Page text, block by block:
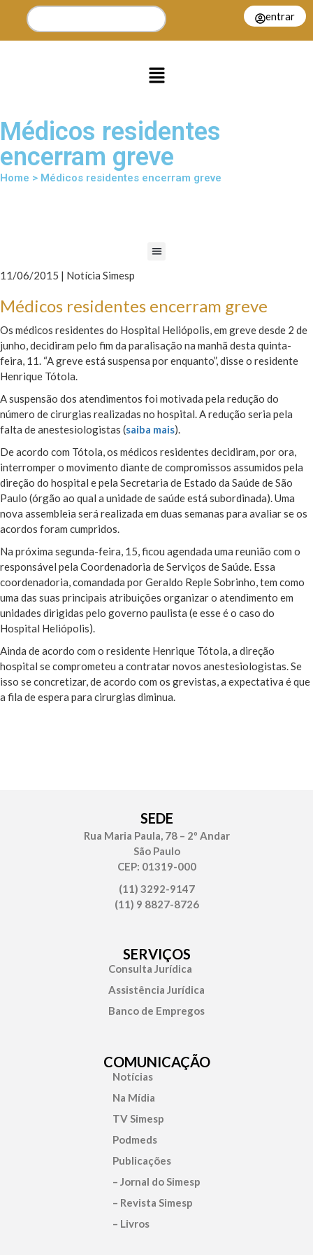
entrar
Médicos residentes
encerram greve
Home > Médicos residentes encerram greve
11/06/2015 | Notícia Simesp
Médicos residentes encerram greve
Os médicos residentes do Hospital Heliópolis, em greve desde 2 de
junho, decidiram pelo fim da paralisação na manhã desta quinta-
feira, 11. “A greve está suspensa por enquanto”, disse o residente
Henrique Tótola.
A suspensão dos atendimentos foi motivada pela redução do
número de cirurgias realizadas no hospital. A redução seria pela
falta de anestesiologistas (saiba mais).
De acordo com Tótola, os médicos residentes decidiram, por ora,
interromper o movimento diante de compromissos assumidos pela
direção do hospital e pela Secretaria de Estado da Saúde de São
Paulo (órgão ao qual a unidade de saúde está subordinada). Uma
nova assembleia será realizada em duas semanas para avaliar se os
acordos foram cumpridos.
Na próxima segunda-feira, 15, ficou agendada uma reunião com o
responsável pela Coordenadoria de Serviços de Saúde. Essa
coordenadoria, comandada por Geraldo Reple Sobrinho, tem como
uma das suas principais atribuições organizar o atendimento em
unidades dirigidas pelo governo paulista (e esse é o caso do
Hospital Heliópolis).
Ainda de acordo com o residente Henrique Tótola, a direção
hospital se comprometeu a contratar novos anestesiologistas. Se
isso se concretizar, de acordo com os grevistas, a expectativa é que
a fila de espera para cirurgias diminua.
SEDE
Rua Maria Paula, 78 – 2º Andar
São Paulo
CEP: 01319-000
(11) 3292-9147
(11) 9 8827-8726
SERVIÇOS
Consulta Jurídica
Assistência Jurídica
Banco de Empregos
COMUNICAÇÃO
Notícias
Na Mídia
TV Simesp
Podmeds
Publicações
– Jornal do Simesp
– Revista Simesp
– Livros